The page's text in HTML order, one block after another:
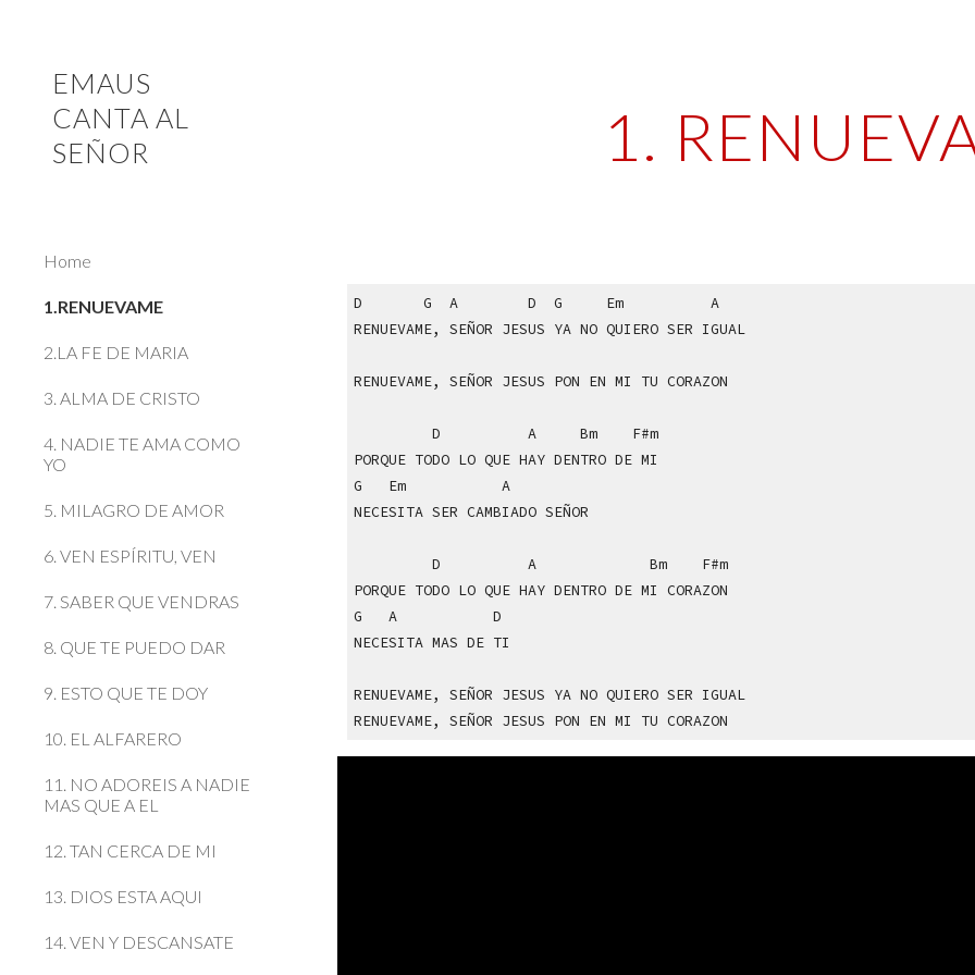
EMAUS
CANTA AL
SEÑOR
Home
1.RENUEVAME
2.LA FE DE MARIA
3. ALMA DE CRISTO
4. NADIE TE AMA COMO
YO
5. MILAGRO DE AMOR
6. VEN ESPÍRITU, VEN
7. SABER QUE VENDRAS
8. QUE TE PUEDO DAR
9. ESTO QUE TE DOY
10. EL ALFARERO
11. NO ADOREIS A NADIE
MAS QUE A EL
12. TAN CERCA DE MI
13. DIOS ESTA AQUI
14. VEN Y DESCANSATE
1.
D G A D
G Em A
RENUEVAME, SEÑOR JESUS YA NO QUIERO SER IGUAL
RENUEVAME, SEÑOR JESUS PON EN MI TU CORAZON
D A Bm
F#m
PORQUE TODO LO QUE HAY DENTRO DE MI
G Em A
NECESITA SER CAMBIADO SEÑOR
D A Bm
F#m
PORQUE TODO LO QUE HAY DENTRO DE MI CORAZON
G A D
NECESITA MAS DE TI
RENUEVAME, SEÑOR JESUS YA NO QUIERO SER IGUAL
RENUEVAME, SEÑOR JESUS PON EN MI TU CORAZON